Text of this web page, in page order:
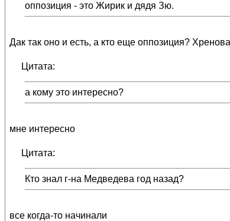
оппозиция - это Жирик и дядя Зю.
Дак так оно и есть, а кто еще оппозиция?
Цитата:
а кому это интересно?
мне интересно
Цитата:
Кто знал г-на Медведева год назад?
все когда-то начинали